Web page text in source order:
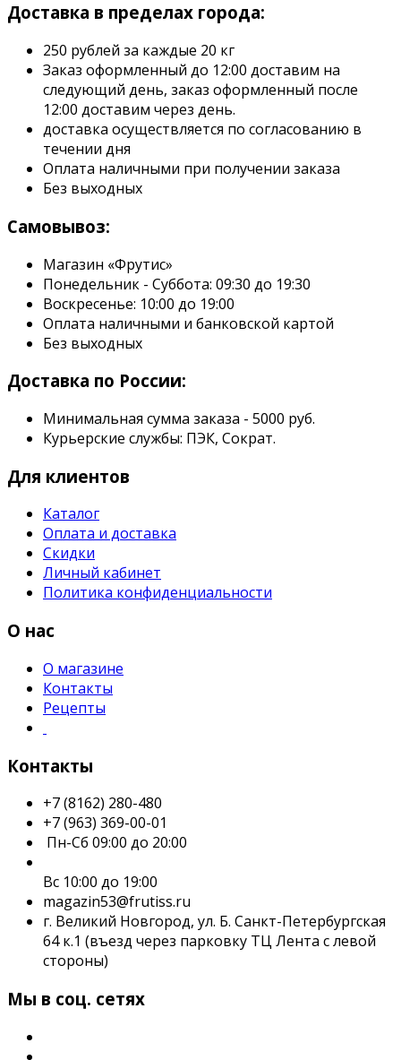
Доставка в пределах города:
250 рублей за каждые 20 кг
Заказ оформленный до 12:00 доставим на
следующий день, заказ оформленный после
12:00 доставим через день.
доставка осуществляется по согласованию в
течении дня
Оплата наличными при получении заказа
Без выходных
Самовывоз:
Магазин «Фрутис»
Понедельник - Суббота: 09:30 до 19:30
Воскресенье: 10:00 до 19:00
Оплата наличными и банковской картой
Без выходных
Доставка по России:
Минимальная сумма заказа - 5000 руб.
Курьерские службы: ПЭК, Сократ.
Для клиентов
Каталог
Оплата и доставка
Скидки
Личный кабинет
Политика конфиденциальности
О нас
О магазине
Контакты
Рецепты
Контакты
+7 (8162) 280-480
+7 (963) 369-00-01
Пн-Сб 09:00 до 20:00
Вс 10:00 до 19:00
magazin53@frutiss.ru
г. Великий Новгород, ул. Б. Санкт-Петербургская
64 к.1 (въезд через парковку ТЦ Лента с левой
стороны)
Мы в соц. сетях